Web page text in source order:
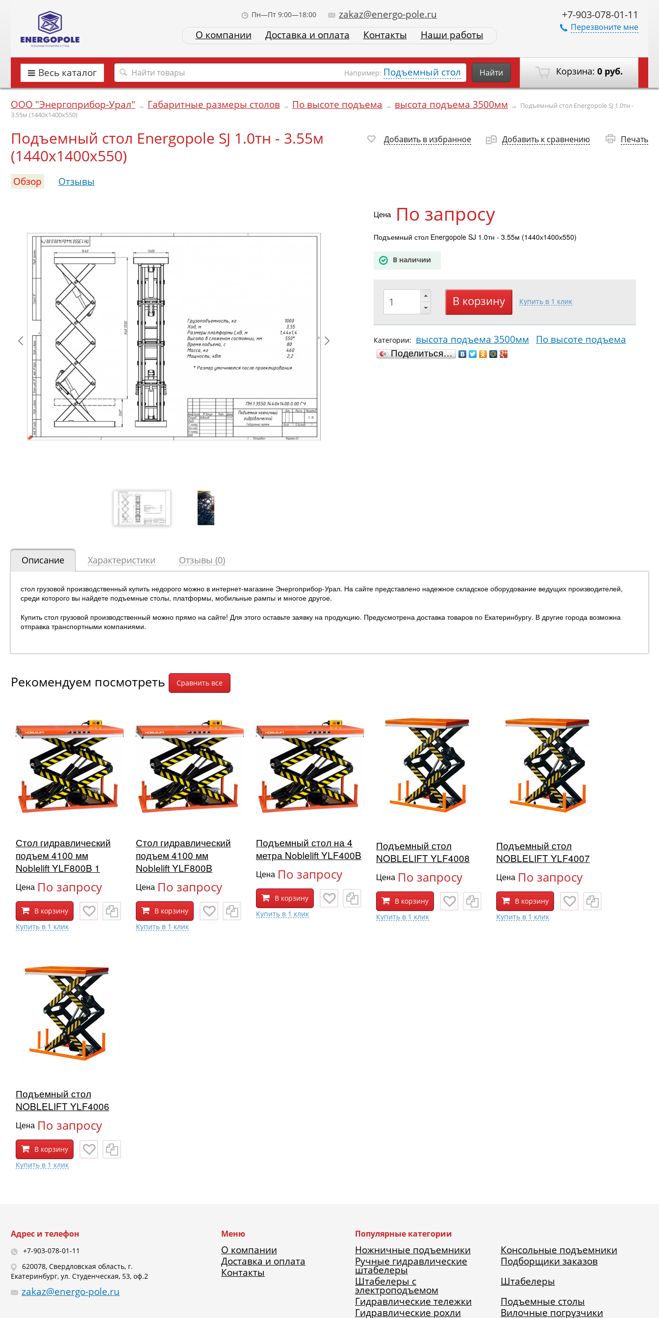
+7-903-078-01-11
Перезвоните мне
Пн—Пт 9:00—18:00
zakaz@energo-pole.ru
О компании
Доставка и оплата Контакты Наши работы
Корзина: 0 руб.
Весь каталог Например: Подъемный стол Найти
ООО "Энергоприбор-Урал" → Габаритные размеры столов → По высоте подъема → высота подъема 3500мм → Подъемный стол Energopole SJ 1.0тн -
3.55м (1440х1400х550)
Подъемный стол Energopole SJ 1.0тн - 3.55м
(1440х1400х550)
Добавить в избранное Добавить к сравнению Печать
Обзор Отзывы
Цена По запросу
Подъемный стол Energopole SJ 1.0тн - 3.55м (1440х1400х550)
В наличии
Категории: высота подъема 3500мм По высоте подъема
Поделиться…
Описание Характеристики Отзывы (0)
стол грузовой производственный купить недорого можно в интернет-магазине Энергоприбор-Урал. На сайте представлено надежное складское оборудование ведущих производителей,
среди которого вы найдете подъемные столы, платформы, мобильные рампы и многое другое.
Купить стол грузовой производственный можно прямо на сайте! Для этого оставьте заявку на продукцию. Предусмотрена доставка товаров по Екатеринбургу. В другие города возможна
отправка транспортными компаниями.
Рекомендуем посмотреть
Стол гидравлический
подъем 4100 мм
Noblelift YLF800B 1
Цена По запросу
В корзину
Стол гидравлический
подъем 4100 мм
Noblelift YLF800B
Цена По запросу
В корзину
Подъемный стол на 4
метра Noblelift YLF400B
Цена По запросу
В корзину
Подъемный стол
NOBLELIFT YLF4008
Цена По запросу
В корзину
Подъемный стол
NOBLELIFT YLF4007
Цена По запросу
В корзину
Подъемный стол
NOBLELIFT YLF4006
Цена По запросу
В корзину
Адрес и телефон
+7-903-078-01-11
620078, Свердловская область, г.
Екатеринбург, ул. Студенческая, 53, оф.2
zakaz@energo-pole.ru
Меню
О компании
Доставка и оплата
Контакты
Популярные категории
Ножничные подъемники
Консольные подъемники
Ручные гидравлические
штабелеры
Подборщики заказов
Штабелеры с
электроподъемом
Штабелеры
Гидравлические тележки
Подъемные столы
Гидравлические рохли
Вилочные погрузчики